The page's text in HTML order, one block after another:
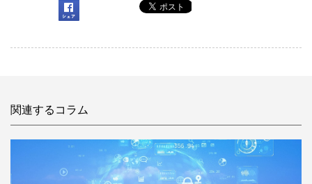
関連するコラム